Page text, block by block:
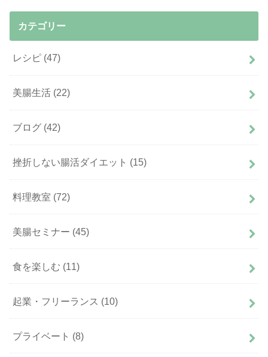
カテゴリー
レシピ (47)
美腸生活 (22)
ブログ (42)
挫折しない腸活ダイエット (15)
料理教室 (72)
美腸セミナー (45)
食を楽しむ (11)
起業・フリーランス (10)
プライベート (8)